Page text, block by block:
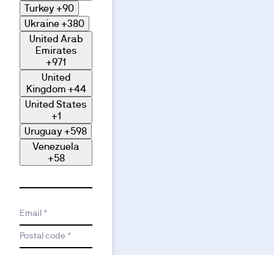
Turkey +90
Ukraine+380
United Arab
Emirates
+971
United
Kingdom +44
United States
+1
Uruguay +598
Venezuela
+58
Email *
Postal code *